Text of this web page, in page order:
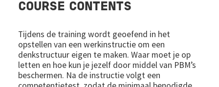
COURSE CONTENTS
Tijdens de training wordt geoefend in het
opstellen van een werkinstructie om een
denkstructuur eigen te maken. Waar moet je op
letten en hoe kun je jezelf door middel van PBM’s
beschermen. Na de instructie volgt een